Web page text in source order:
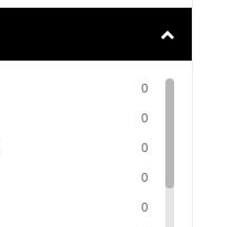
0
0
0
0
0